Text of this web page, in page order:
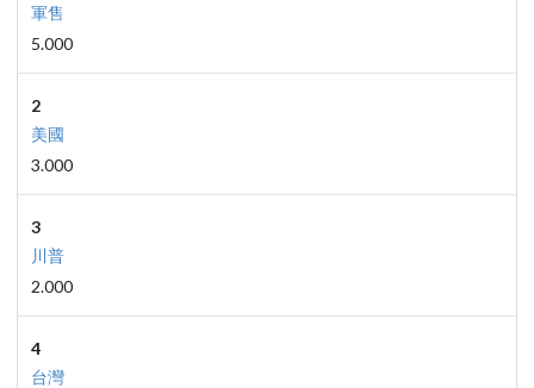
軍售
5.000
2
美國
3.000
3
川普
2.000
4
台灣